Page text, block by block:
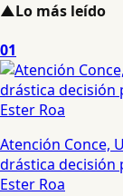
▲Lo más leído
01
Atención Conce,
drástica decisión
Ester Roa